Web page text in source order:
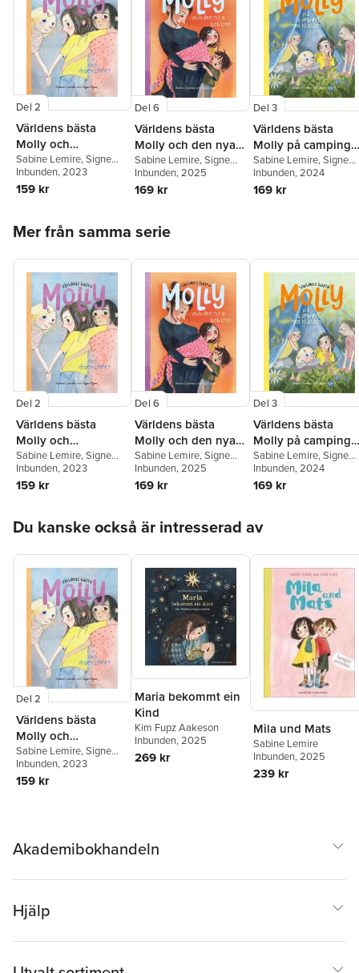
Del 2
Världens bästa
Molly och
drömrummet
Sabine Lemire,Signe
Kjær
Inbunden, 2023
159 kr
Del 6
Världens bästa
Molly och den nya
bebisen
Sabine Lemire,Signe
Kjær
Inbunden, 2025
169 kr
Del 3
Världens bästa
Molly på camping
med klassen
Sabine Lemire,Signe
Kjær
Inbunden, 2024
169 kr
Mer från samma serie
Del 2
Världens bästa
Molly och
drömrummet
Sabine Lemire,Signe
Kjær
Inbunden, 2023
159 kr
Del 6
Världens bästa
Molly och den nya
bebisen
Sabine Lemire,Signe
Kjær
Inbunden, 2025
169 kr
Del 3
Världens bästa
Molly på camping
med klassen
Sabine Lemire,Signe
Kjær
Inbunden, 2024
169 kr
Du kanske också är intresserad av
Del 2
Världens bästa
Molly och
drömrummet
Sabine Lemire,Signe
Kjær
Inbunden, 2023
159 kr
Maria bekommt ein
Kind
Kim Fupz Aakeson
Inbunden, 2025
269 kr
Mila und Mats
Sabine Lemire
Inbunden, 2025
239 kr
Akademibokhandeln
Hjälp